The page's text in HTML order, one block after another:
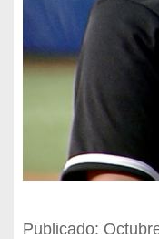
Publicado: